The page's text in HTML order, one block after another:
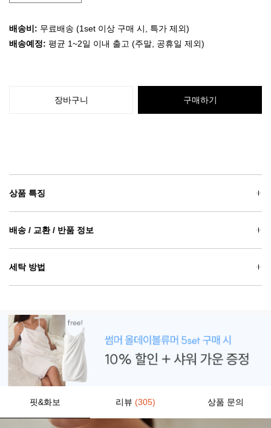
배송비: 무료배송 (1set 이상 구매 시, 특가 제외)
배송예정: 평균 1~2일 이내 출고 (주말, 공휴일 제외)
장바구니 구매하기
상품 특징
배송 / 교환 / 반품 정보
세탁 방법
핏&화보 리뷰 (305) 상품 문의